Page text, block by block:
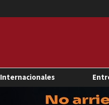
Internacionales